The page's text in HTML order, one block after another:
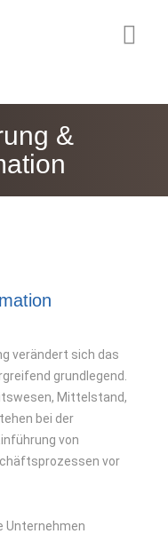
&
verändert sich das
grundlegend.
Mittelstand,
bei der
von
vor
Unternehmen